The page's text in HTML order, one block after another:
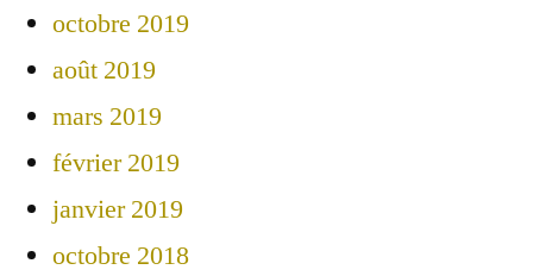
octobre 2019
août 2019
mars 2019
février 2019
janvier 2019
octobre 2018